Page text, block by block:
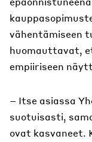
vähentämiseen
huomauttavat,
empiiriseen
– Itse asiassa
suotuisasti,
ovat kasvaneet.